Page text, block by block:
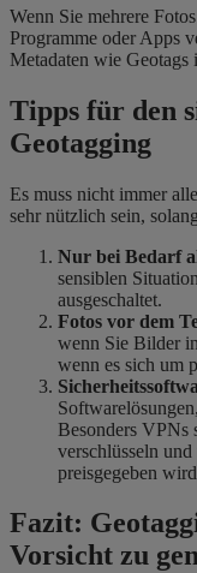
Wenn Sie mehrere
Programme oder Apps
Metadaten wie
Tipps für den
Geotagging
Es muss nicht immer
sehr nützlich sein,
Nur bei Bedarf
sensiblen
ausgeschaltet.
Fotos vor dem
wenn Sie Bilder
wenn es sich um
Besonders VPNs
verschlüsseln
preisgegeben
Fazit:
Vorsicht zu